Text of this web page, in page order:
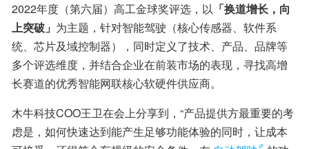
2022年度（第六届）高工金球奖评选，以 「换道增长，向
上突破」 为主题，针对智能驾驶（核心传感器、软件系
统、芯片及域控制器），同时定义了技术、产品、品牌等
多个评选维度，并结合企业在前装市场的表现，寻找高增
长赛道的优秀智能网联核心软硬件供应商。
木牛科技COO王卫在会上分享到，“产品提供方最重要的考
虑是，如何快速达到能产生足够功能体验的同时，让成本